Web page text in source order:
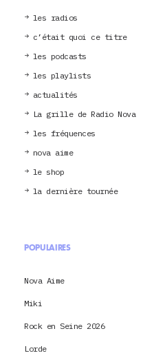
les radios
c’était quoi ce titre
les podcasts
les playlists
actualités
La grille de Radio Nova
les fréquences
nova aime
le shop
la dernière tournée
POPULAIRES
Nova Aime
Miki
Rock en Seine 2026
Lorde